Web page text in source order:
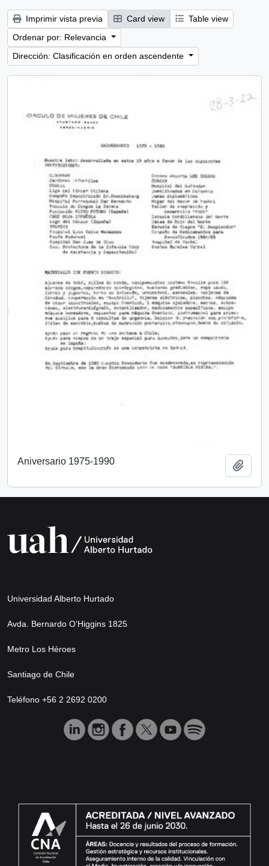
Imprimir vista previa Card view
Table view
Ordenar por: Relevancia
Dirección: Clasificación en orden ascendente
Aniversario 1975-1990
Universidad Alberto Hurtado
Avda. Bernardo O’Higgins 1825
Metro Los Héroes
Santiago de Chile
Teléfono +56 2 2692 0200